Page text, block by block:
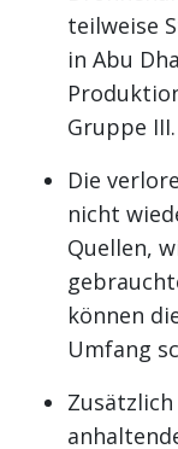
teilweise
in Abu
Gruppe III.
Die
nicht
Quellen,
können
Umfang